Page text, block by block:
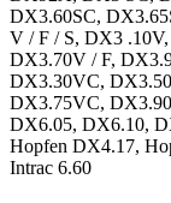
DX3.60SC,
V / F / S, DX3
DX3.70V / F,
DX3.30VC,
DX3.75VC,
DX6.05, DX6.10,
Hopfen DX4.17,
Intrac 6.60